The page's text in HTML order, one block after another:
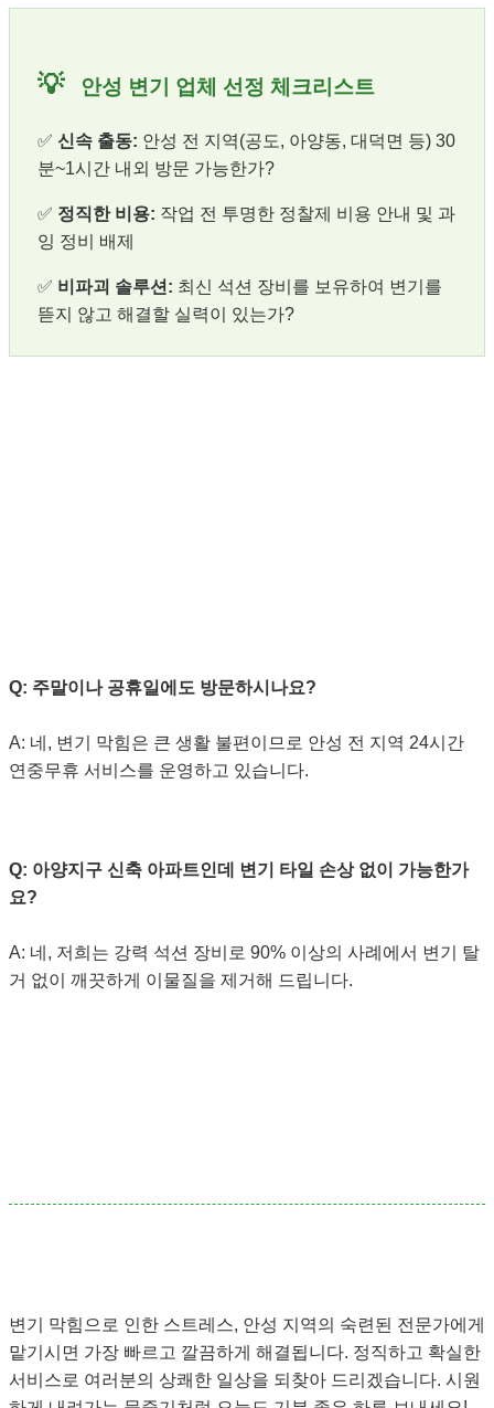
💡 안성 변기 업체 선정 체크리스트
✅ 신속 출동: 안성 전 지역(공도, 아양동, 대덕면 등) 30
분~1시간 내외 방문 가능한가?
✅ 정직한 비용: 작업 전 투명한 정찰제 비용 안내 및 과
잉 정비 배제
✅ 비파괴 솔루션: 최신 석션 장비를 보유하여 변기를
뜯지 않고 해결할 실력이 있는가?
Q: 주말이나 공휴일에도 방문하시나요?
A: 네, 변기 막힘은 큰 생활 불편이므로 안성 전 지역 24시간
연중무휴 서비스를 운영하고 있습니다.
Q: 아양지구 신축 아파트인데 변기 타일 손상 없이 가능한가
요?
A: 네, 저희는 강력 석션 장비로 90% 이상의 사례에서 변기 탈
거 없이 깨끗하게 이물질을 제거해 드립니다.
변기 막힘으로 인한 스트레스, 안성 지역의 숙련된 전문가에게
맡기시면 가장 빠르고 깔끔하게 해결됩니다. 정직하고 확실한
서비스로 여러분의 상쾌한 일상을 되찾아 드리겠습니다. 시원